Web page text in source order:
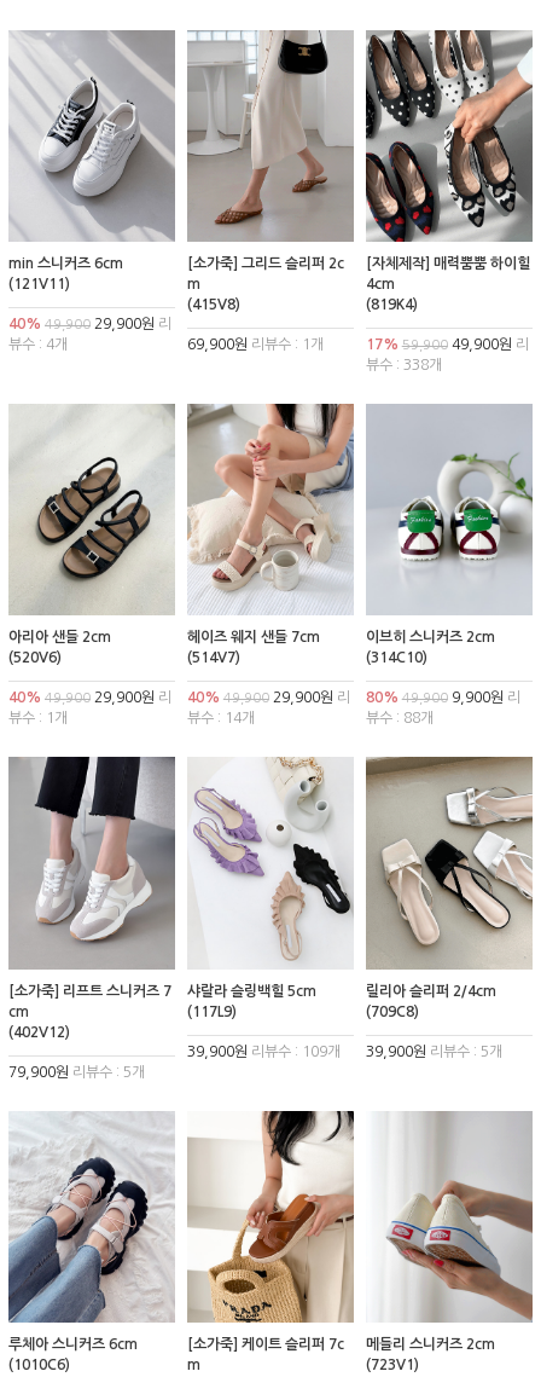
min 스니커즈 6cm
(121V11)
40% 49,900 29,900원 리
뷰수 : 4개
[소가죽] 그리드 슬리퍼 2c
m
(415V8)
69,900원 리뷰수 : 1개
[자체제작] 매력뿜뿜 하이힐
4cm
(819K4)
17% 59,90049,900원 리
뷰수 : 338개
아리아 샌들 2cm
(520V6)
40% 49,900 29,900원 리
뷰수 : 1개
헤이즈 웨지 샌들 7cm
(514V7)
40% 49,90029,900원 리
뷰수 : 14개
이브히 스니커즈 2cm
(314C10)
80% 49,9009,900원 리
뷰수 : 88개
[소가죽] 리프트 스니커즈 7
cm
(402V12)
79,900원 리뷰수 : 5개
샤랄라 슬링백힐 5cm
(117L9)
39,900원 리뷰수 : 109개
릴리아 슬리퍼 2/4cm
(709C8)
39,900원 리뷰수 : 5개
루체아 스니커즈 6cm
(1010C6)
[소가죽] 케이트 슬리퍼 7c
m
메들리 스니커즈 2cm
(723V1)